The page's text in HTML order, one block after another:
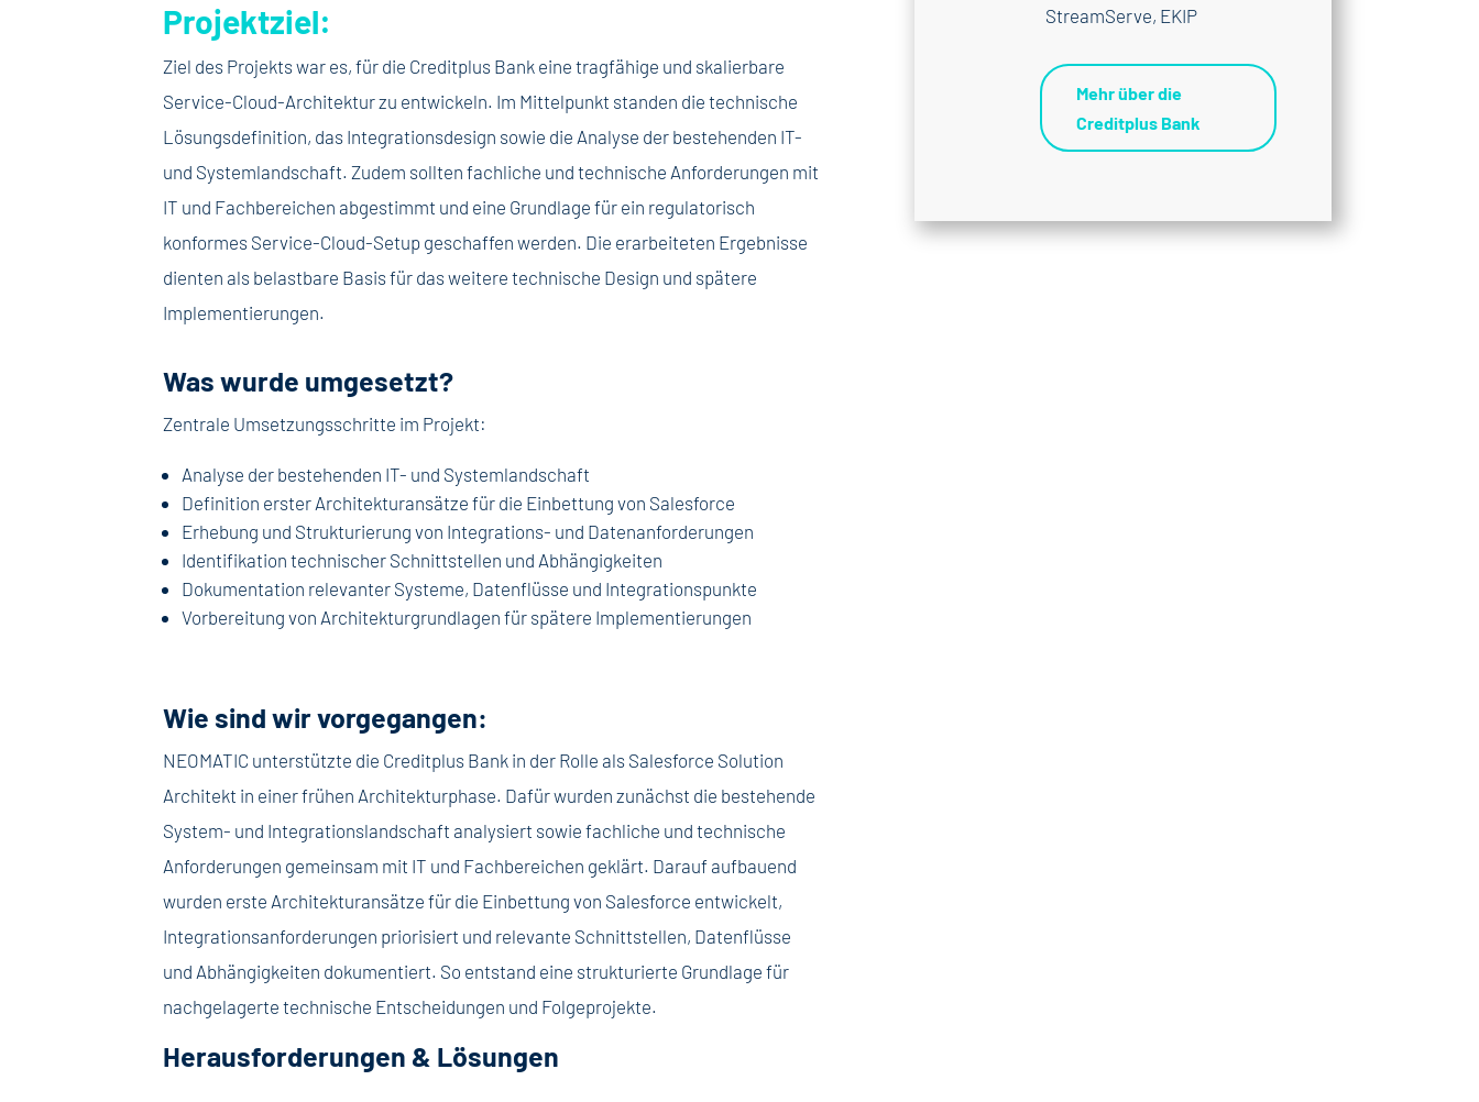
Projektziel:
Ziel des Projekts war es, für die Creditplus Bank eine tragfähige und skalierbare
Service-Cloud-Architektur zu entwickeln. Im Mittelpunkt standen die technische
Lösungsdefinition, das Integrationsdesign sowie die Analyse der bestehenden IT-
und Systemlandschaft. Zudem sollten fachliche und technische Anforderungen mit
IT und Fachbereichen abgestimmt und eine Grundlage für ein regulatorisch
konformes Service-Cloud-Setup geschaffen werden. Die erarbeiteten Ergebnisse
dienten als belastbare Basis für das weitere technische Design und spätere
Implementierungen.
Was wurde umgesetzt?
Zentrale Umsetzungsschritte im Projekt:
Analyse der bestehenden IT- und Systemlandschaft
Definition erster Architekturansätze für die Einbettung von Salesforce
Erhebung und Strukturierung von Integrations- und Datenanforderungen
Identifikation technischer Schnittstellen und Abhängigkeiten
Dokumentation relevanter Systeme, Datenflüsse und Integrationspunkte
Vorbereitung von Architekturgrundlagen für spätere Implementierungen
Wie sind wir vorgegangen:
NEOMATIC unterstützte die Creditplus Bank in der Rolle als Salesforce Solution
Architekt in einer frühen Architekturphase. Dafür wurden zunächst die bestehende
System- und Integrationslandschaft analysiert sowie fachliche und technische
Anforderungen gemeinsam mit IT und Fachbereichen geklärt. Darauf aufbauend
wurden erste Architekturansätze für die Einbettung von Salesforce entwickelt,
Integrationsanforderungen priorisiert und relevante Schnittstellen, Datenflüsse
und Abhängigkeiten dokumentiert. So entstand eine strukturierte Grundlage für
nachgelagerte technische Entscheidungen und Folgeprojekte.
Herausforderungen & Lösungen
StreamServe, EKIP
Mehr über die
Creditplus Bank